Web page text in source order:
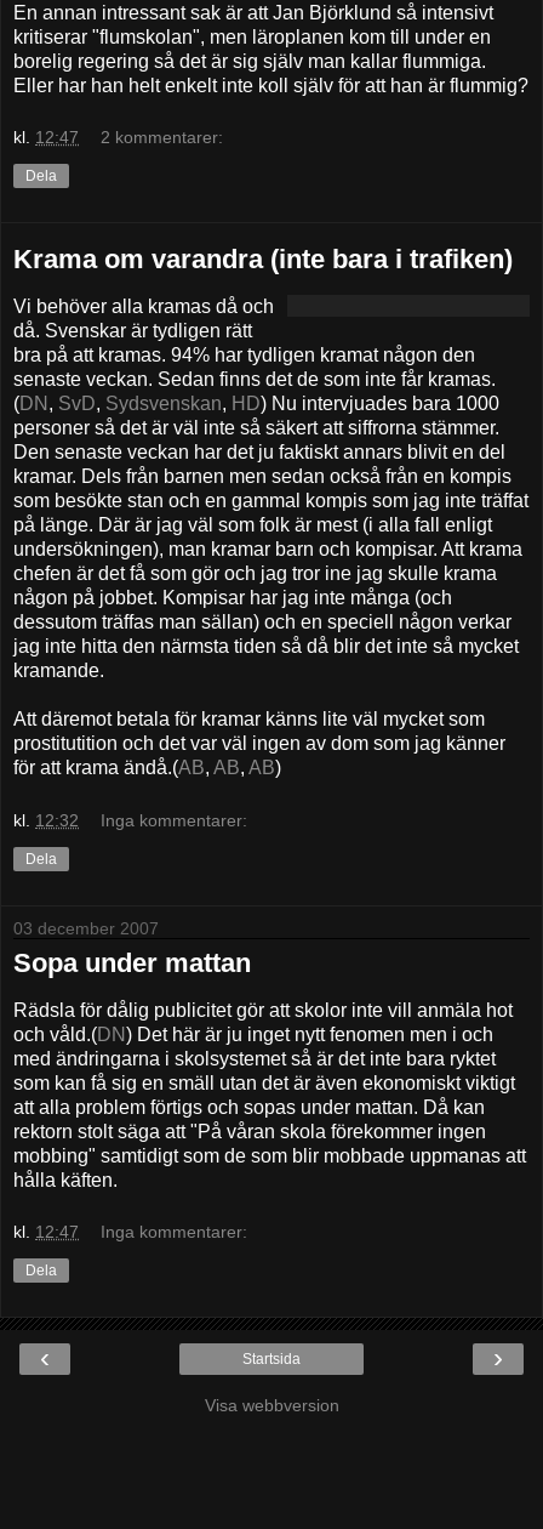
En annan intressant sak är att Jan Björklund så intensivt
kritiserar "flumskolan", men läroplanen kom till under en
borelig regering så det är sig själv man kallar flummiga.
Eller har han helt enkelt inte koll själv för att han är flummig?
kl. 12:47 2 kommentarer:
Dela
Krama om varandra (inte bara i trafiken)
Vi behöver alla kramas då och
då. Svenskar är tydligen rätt
bra på att kramas. 94% har tydligen kramat någon den
senaste veckan. Sedan finns det de som inte får kramas.
(DN , SvD, Sydsvenskan, HD) Nu intervjuades bara 1000
personer så det är väl inte så säkert att siffrorna stämmer.
Den senaste veckan har det ju faktiskt annars blivit en del
kramar. Dels från barnen men sedan också från en kompis
som besökte stan och en gammal kompis som jag inte träffat
på länge. Där är jag väl som folk är mest (i alla fall enligt
undersökningen), man kramar barn och kompisar. Att krama
chefen är det få som gör och jag tror ine jag skulle krama
någon på jobbet. Kompisar har jag inte många (och
dessutom träffas man sällan) och en speciell någon verkar
jag inte hitta den närmsta tiden så då blir det inte så mycket
kramande.
Att däremot betala för kramar känns lite väl mycket som
prostitutition och det var väl ingen av dom som jag känner
för att krama ändå.(AB, AB, AB)
kl. 12:32 Inga kommentarer:
Dela
03 december 2007
Sopa under mattan
Rädsla för dålig publicitet gör att skolor inte vill anmäla hot
och våld.(DN) Det här är ju inget nytt fenomen men i och
med ändringarna i skolsystemet så är det inte bara ryktet
som kan få sig en smäll utan det är även ekonomiskt viktigt
att alla problem förtigs och sopas under mattan. Då kan
rektorn stolt säga att "På våran skola förekommer ingen
mobbing" samtidigt som de som blir mobbade uppmanas att
hålla käften.
kl. 12:47 Inga kommentarer:
Dela
‹ ›
Startsida
Visa webbversion